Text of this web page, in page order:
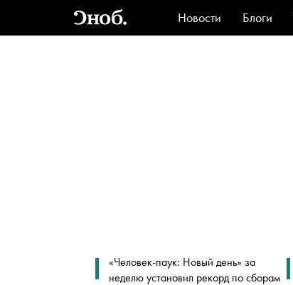
Новости Блоги
Стиль
«Человек-паук: Новый день» за
неделю установил рекорд по сборам